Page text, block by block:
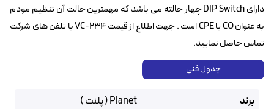
دارای DIP Switch چهار حالته می باشد که مهمترین حالت آن تنظیم مودم
به عنوان CO یا CPE است . جهت اطلاع از قیمت VC-234 با تلفن های شرکت
تماس حاصل نمایید.
جدول فنی
برند
Planet ( پلنت )